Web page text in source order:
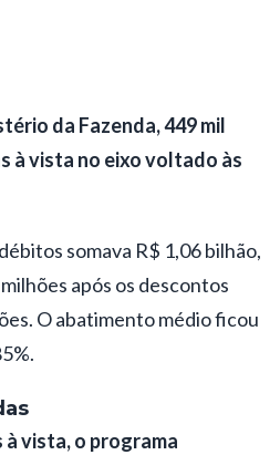
da Fazenda, 449 mil
à vista no eixo voltado às
somava R$ 1,06 bilhão,
após os descontos
O abatimento médio ficou
vista, o programa